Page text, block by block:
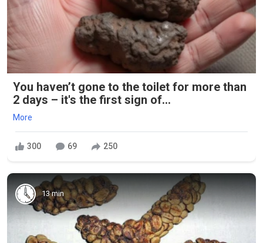
You haven’t gone to the toilet for more than
2 days – it's the first sign of...
More
300 69 250
13 min